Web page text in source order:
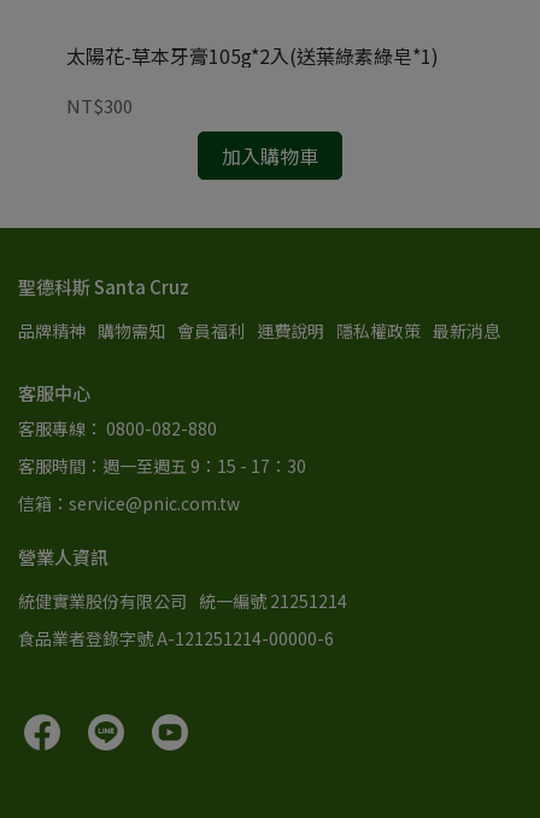
太陽花-草本牙膏105g*2入(送葉綠素綠皂*1)
NT$300
加入購物車
聖德科斯 Santa Cruz
品牌精神 購物需知 會員福利 運費說明 隱私權政策 最新消息
客服中心
客服專線： 0800-082-880
客服時間：週一至週五 9：15 - 17：30
信箱：service@pnic.com.tw
營業人資訊
統健實業股份有限公司 統一編號 21251214
食品業者登錄字號 A-121251214-00000-6